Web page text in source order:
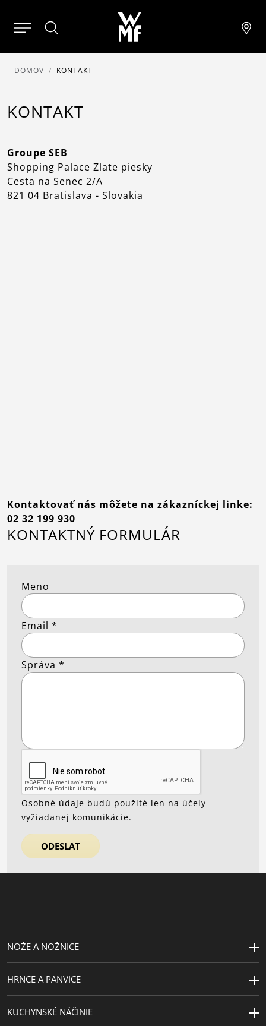
DOMOV KONTAKT
KONTAKT
Groupe SEB
Shopping Palace Zlate piesky
Cesta na Senec 2/A
821 04 Bratislava - Slovakia
Kontaktovať nás môžete na zákazníckej linke:
02 32 199 930
KONTAKTNÝ FORMULÁR
Meno
Email *
Správa *
Osobné údaje budú použité len na účely
vyžiadanej komunikácie.
ODESLAT
NOŽE A NOŽNICE
HRNCE A PANVICE
KUCHYNSKÉ NÁČINIE